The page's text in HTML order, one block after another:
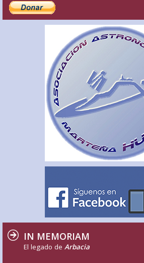
IN MEMORIAM
El legado de Arbacia